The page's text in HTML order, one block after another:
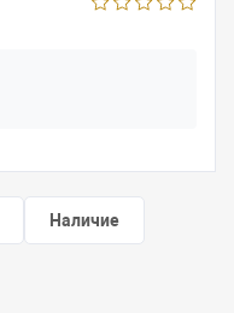
Наличие